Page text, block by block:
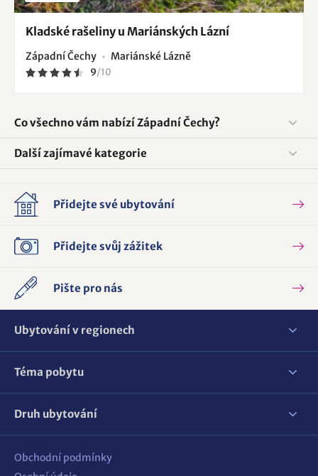
Kladské rašeliny u Mariánských Lázní
Západní Čechy Mariánské Lázně
9/10
Co všechno vám nabízí Západní Čechy?
Další zajímavé kategorie
Přidejte své ubytování
Přidejte svůj zážitek
Pište pro nás
Ubytování v regionech
Téma pobytu
Druh ubytování
Obchodní podmínky